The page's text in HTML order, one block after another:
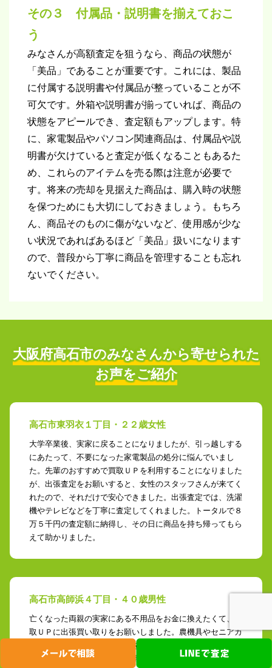
その３ 付属品・説明書を揃えておこ
う
みなさんが高額査定を狙うなら、商品の状態が
「美品」であることが重要です。これには、製品
に付属する説明書や付属品が整っていることが不
可欠です。外箱や説明書が揃っていれば、商品の
状態をアピールでき、査定額もアップします。特
に、家電製品やパソコン関連商品は、付属品や説
明書が欠けていると査定が低くなることもあるた
め、これらのアイテムを売る際は注意が必要で
す。将来の売却を見据えた商品は、購入時の状態
を保つためにも大切にしておきましょう。もちろ
ん、商品そのものに傷がないなど、使用感が少な
い状況であればあるほど「美品」扱いになります
ので、普段から丁寧に商品を管理することも忘れ
ないでください。
大阪府高石市のみなさんから寄せられた
お声をご紹介
高石市東羽衣１丁目・２２歳女性
大学卒業後、実家に戻ることになりましたが、引っ越しする
にあたって、不要になった家電製品の処分に悩んでいまし
た。先輩のおすすめで買取ＵＰを利用することになりました
が、出張査定をお願いすると、女性のスタッフさんが来てく
れたので、それだけで安心できました。出張査定では、洗濯
機やテレビなどを丁寧に査定してくれました。トータルで８
万５千円の査定額に納得し、その日に商品を持ち帰ってもら
えて助かりました。
高石市高師浜４丁目・４０歳男性
亡くなった両親の実家にある不用品をお金に換えたくて、買
取ＵＰに出張買い取りをお願いしました。農機具やセニアカ
ーなど、さまざまなアイテムを査定してもらい、１５万円の
買い取りが実現。当日に持ち帰ってもらえるアイテムもあ